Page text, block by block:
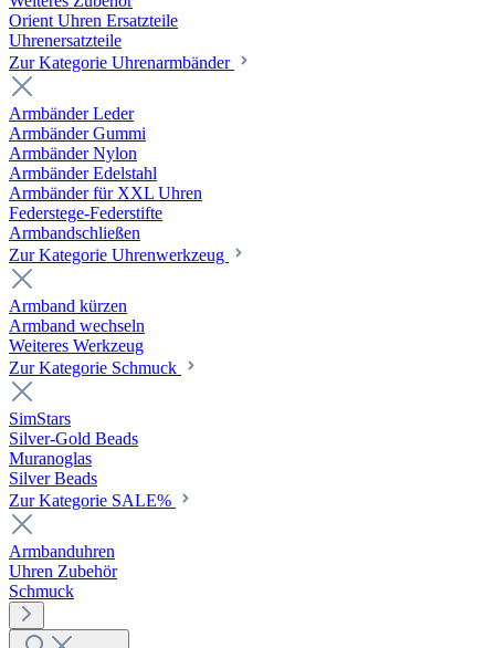
Orient Uhren Ersatzteile
Uhrenersatzteile
Zur Kategorie Uhrenarmbänder
Armbänder Leder
Armbänder Gummi
Armbänder Nylon
Armbänder Edelstahl
Armbänder für XXL Uhren
Federstege-Federstifte
Armbandschließen
Zur Kategorie Uhrenwerkzeug
Armband kürzen
Armband wechseln
Weiteres Werkzeug
Zur Kategorie Schmuck
SimStars
Silver-Gold Beads
Muranoglas
Silver Beads
Zur Kategorie SALE%
Armbanduhren
Uhren Zubehör
Schmuck